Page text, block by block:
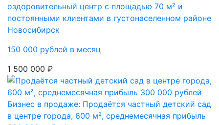
оздоровительный центр с площадью 70 м² и
постоянными клиентами в густонаселенном районе
Новосибирск
150 000 рублей в месяц
1 500 000 ₽
Бизнес в продаже: Продаётся частный детский сад
в центре города, 600 м², среднемесячная прибыль